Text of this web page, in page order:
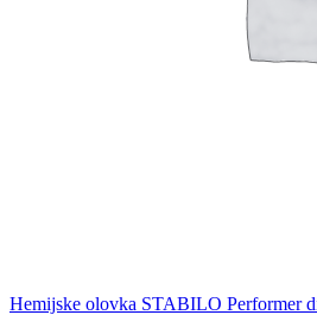
Hemijske olovka STABILO Performer